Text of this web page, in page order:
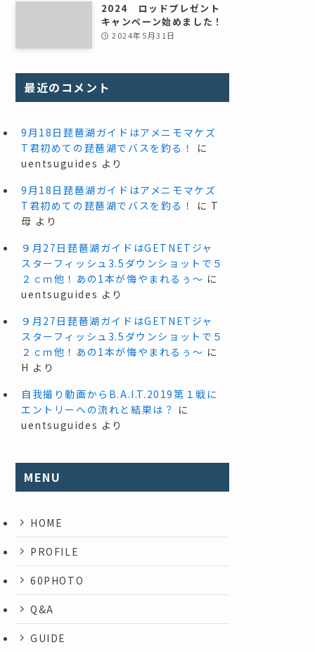
2024 ロッドプレゼント
キャンペーン始めました！
2024年5月31日
最近のコメント
9月18日琵琶湖ガイドはアメニモマケズ
T君初めての琵琶湖でバスを釣る！
に
uentsuguides より
9月18日琵琶湖ガイドはアメニモマケズ
T君初めての琵琶湖でバスを釣る！
に T
母 より
９月27日琵琶湖ガイドはGETNETジャ
スターフィッシュ3.5ダウンショットで５
２ｃｍ他！あの1本が悔やまれるぅ～ に
uentsuguides より
９月27日琵琶湖ガイドはGETNETジャ
スターフィッシュ3.5ダウンショットで５
２ｃｍ他！あの1本が悔やまれるぅ～ に
H より
自我撮り動画からB.A.I.T.2019第１戦に
エントリーへの流れと結果は？ に
uentsuguides より
MENU
HOME
PROFILE
60PHOTO
Q&A
GUIDE